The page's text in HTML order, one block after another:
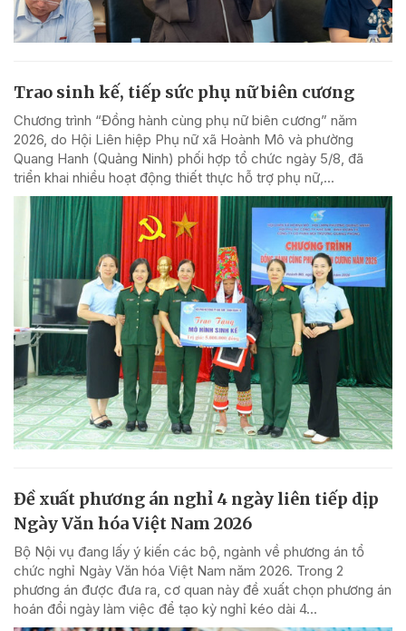
Trao sinh kế, tiếp sức phụ nữ biên cương
Chương trình “Đồng hành cùng phụ nữ biên cương” năm
2026, do Hội Liên hiệp Phụ nữ xã Hoành Mô và phường
Quang Hanh (Quảng Ninh) phối hợp tổ chức ngày 5/8, đã
triển khai nhiều hoạt động thiết thực hỗ trợ phụ nữ,...
Đề xuất phương án nghỉ 4 ngày liên tiếp dịp
Ngày Văn hóa Việt Nam 2026
Bộ Nội vụ đang lấy ý kiến các bộ, ngành về phương án tổ
chức nghỉ Ngày Văn hóa Việt Nam năm 2026. Trong 2
phương án được đưa ra, cơ quan này đề xuất chọn phương án
hoán đổi ngày làm việc để tạo kỳ nghỉ kéo dài 4...